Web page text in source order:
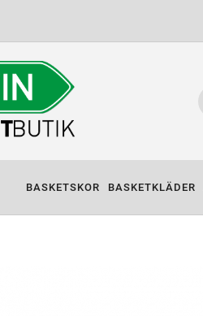
BASKETSKOR BASKETKLÄDER